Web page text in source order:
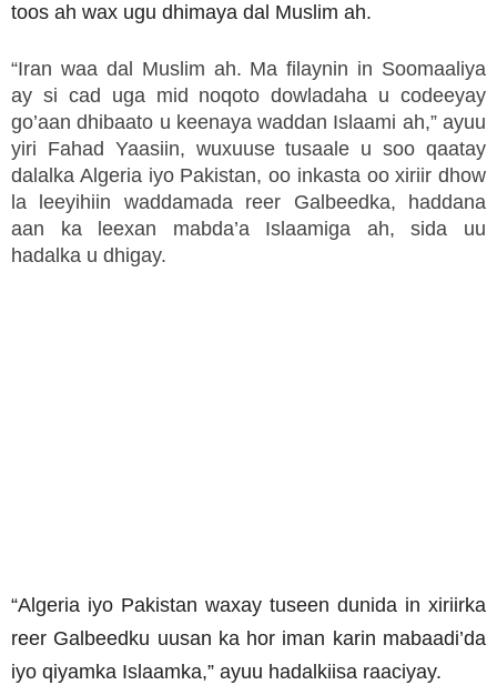
toos ah wax ugu dhimaya dal Muslim ah.
“Iran waa dal Muslim ah. Ma filaynin in Soomaaliya
ay si cad uga mid noqoto dowladaha u codeeyay
go’aan dhibaato u keenaya waddan Islaami ah,” ayuu
yiri Fahad Yaasiin, wuxuuse tusaale u soo qaatay
dalalka Algeria iyo Pakistan, oo inkasta oo xiriir dhow
la leeyihiin waddamada reer Galbeedka, haddana
aan ka leexan mabda’a Islaamiga ah, sida uu
hadalka u dhigay.
“Algeria iyo Pakistan waxay tuseen dunida in xiriirka
reer Galbeedku uusan ka hor iman karin mabaadi’da
iyo qiyamka Islaamka,” ayuu hadalkiisa raaciyay.